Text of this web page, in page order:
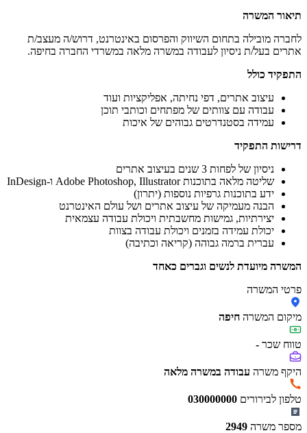
תיאור המשרה
לחברה מובילה בתחום השיווק והפרסום באינטרנט, דרוש/ה מעצב/ת
אתרים בעל/ת ניסיון לעבודה במשרה מלאה במשרדי החברה בחיפה.
התפקיד כולל
עיצוב אתרים, דפי נחיתה, אפליקציות ועוד
עבודה עם צוותים של מפתחים וכותבי תוכן
עמידה בסטנדרטים גבוהים של איכות
דרישות התפקיד
ניסיון של לפחות 3 שנים בעיצוב אתרים
שליטה מלאה בתוכנות Adobe Photoshop, Illustrator ו-InDesign
ידע בתוכנות גרפיות נוספות (יתרון)
הבנה מעמיקה של עיצוב אתרים ושל עולם האינטרנט
יצירתיות, גמישות מחשבתית ויכולת עבודה עצמאית
יכולת עמידה בזמנים ויכולת עבודה בצוות
עברית ברמה גבוהה (קריאה וכתיבה)
המשרה מיועדת לנשים וגברים כאחד
פרטי המשרה
מיקום המשרה חיפה
טווח שכר -
היקף משרה עבודה במשרה מלאה
טלפון לבירורים 030000000
מספר משרה 2949